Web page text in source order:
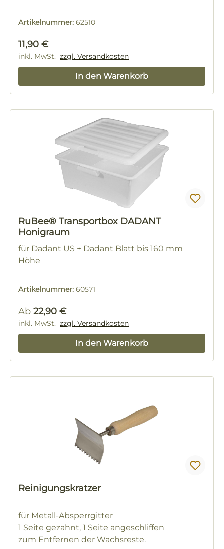
Artikelnummer: 62510
Regulärer Preis:
11,90 €
inkl. MwSt. zzgl. Versandkosten
In den Warenkorb
RuBee® Transportbox DADANT
Honigraum
für Dadant US + Dadant Blatt bis 160 mm
Höhe
Artikelnummer: 60571
Regulärer Preis:
Ab 22,90 €
inkl. MwSt. zzgl. Versandkosten
In den Warenkorb
Reinigungskratzer
für Metall-Absperrgitter
1 Seite gezahnt, 1 Seite angeschliffen
zum Entfernen der Wachsreste.